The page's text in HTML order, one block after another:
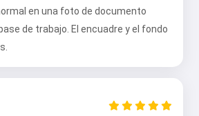
en una foto de documento
de trabajo. El encuadre y el fondo